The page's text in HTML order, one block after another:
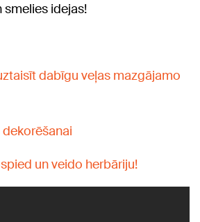
smelies idejas!
dabīgu veļas mazgājamo
un veido herbāriju!